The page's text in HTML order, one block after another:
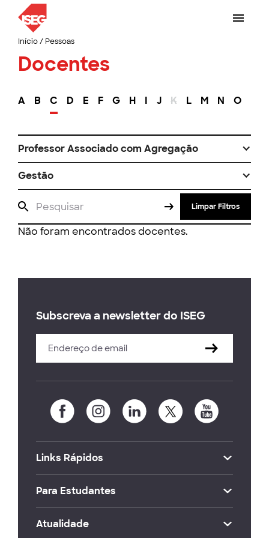
Início/ Pessoas
Docentes
A B C D E F G H I J K L M N O
Professor Associado com Agregação
Gestão
Limpar Filtros
Não foram encontrados docentes.
Subscreva a newsletter do ISEG
Links Rápidos
Para Estudantes
Atualidade